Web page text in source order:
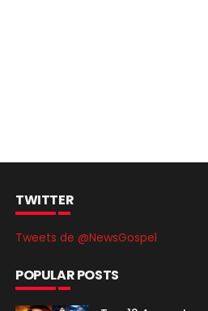
TWITTER
Tweets de @NewsGospel
POPULAR POSTS